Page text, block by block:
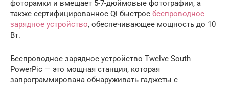
фоторамки и вмещает 5-7-дюймовые фотографии, а
также сертифицированное Qi быстрое беспроводное
зарядное устройство, обеспечивающее мощность до 10
Вт.
Беспроводное зарядное устройство Twelve South
PowerPic — это мощная станция, которая
запрограммирована обнаруживать гаджеты с